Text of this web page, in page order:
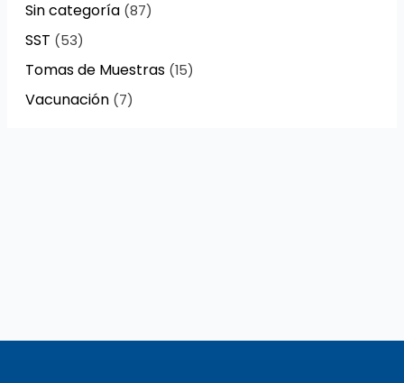
Sin categoría(87)
SST (53)
Tomas de Muestras(15)
Vacunación(7)